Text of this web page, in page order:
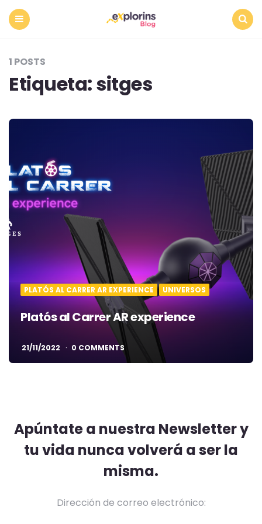
1 POSTS
Etiqueta:sitges
PLATÓS AL CARRER AR EXPERIENCE UNIVERSOS
Platós al Carrer AR experience
21/11/2022 0 COMMENTS
Apúntate a nuestra Newsletter y
tu vida nunca volverá a ser la
misma.
Dirección de correo electrónico: